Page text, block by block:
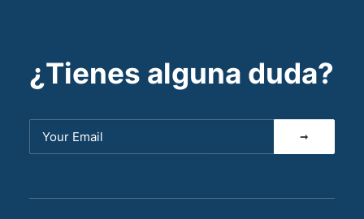
¿Tienes alguna duda?